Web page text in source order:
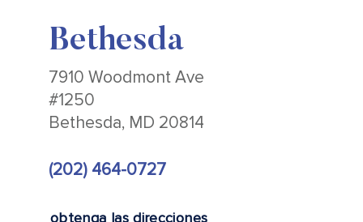
Bethesda
7910 Woodmont Ave
#1250
Bethesda, MD 20814
(202) 464-0727
obtenga las direcciones